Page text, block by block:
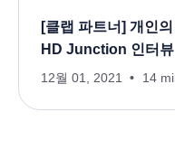
[클랩 파트너] 개인
HD Junction 인터뷰
12월 01, 2021 14